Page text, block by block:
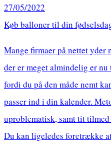
27/05/2022
Køb balloner til din
Mange firmaer på nettet yder
der er meget almindelig er
fordi du på den måde nemt
passer ind i din kalender.
uproblematisk, samt tit
Du kan ligeledes foretrække